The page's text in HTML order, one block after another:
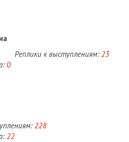
Реплики к выступлениям: 23
0
228
22